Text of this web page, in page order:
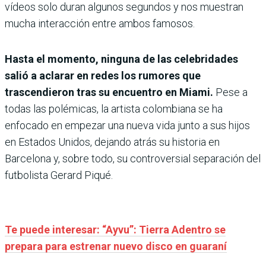
vídeos solo duran algunos segundos y nos muestran
mucha interacción entre ambos famosos.
Hasta el momento, ninguna de las celebridades
salió a aclarar en redes los rumores que
trascendieron tras su encuentro en Miami. Pese a
todas las polémicas, la artista colombiana se ha
enfocado en empezar una nueva vida junto a sus hijos
en Estados Unidos, dejando atrás su historia en
Barcelona y, sobre todo, su controversial separación del
futbolista Gerard Piqué.
Te puede interesar: “Ayvu”: Tierra Adentro se
prepara para estrenar nuevo disco en guaraní